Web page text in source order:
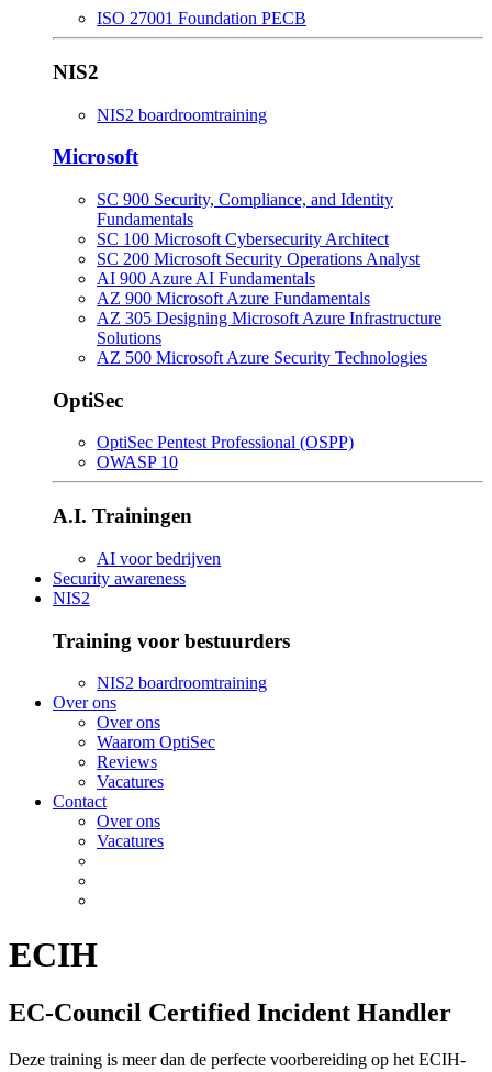
ISO 27001 Foundation PECB
NIS2
NIS2 boardroomtraining
Microsoft
SC 900 Security, Compliance, and Identity
Fundamentals
SC 100 Microsoft Cybersecurity Architect
SC 200 Microsoft Security Operations Analyst
AI 900 Azure AI Fundamentals
AZ 900 Microsoft Azure Fundamentals
AZ 305 Designing Microsoft Azure Infrastructure
Solutions
AZ 500 Microsoft Azure Security Technologies
OptiSec
OptiSec Pentest Professional (OSPP)
OWASP 10
A.I. Trainingen
AI voor bedrijven
Security awareness
NIS2
Training voor bestuurders
NIS2 boardroomtraining
Over ons
Over ons
Waarom OptiSec
Reviews
Vacatures
Contact
Over ons
Vacatures
ECIH
EC-Council Certified Incident Handler
Deze training is meer dan de perfecte voorbereiding op het ECIH-